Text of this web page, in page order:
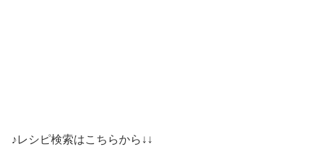
♪レシピ検索はこちらから↓↓